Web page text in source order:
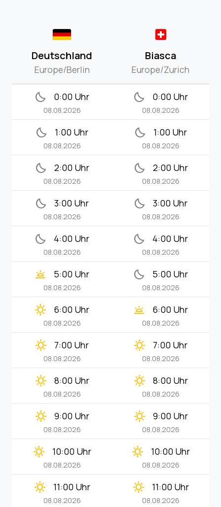
Deutschland
Europe/Berlin
Biasca
Europe/Zurich
bedtime 0:00 Uhr
08.08.2026
bedtime 0:00 Uhr
08.08.2026
bedtime 1:00 Uhr
08.08.2026
bedtime 1:00 Uhr
08.08.2026
bedtime 2:00 Uhr
08.08.2026
bedtime 2:00 Uhr
08.08.2026
bedtime 3:00 Uhr
08.08.2026
bedtime 3:00 Uhr
08.08.2026
bedtime 4:00 Uhr
08.08.2026
bedtime 4:00 Uhr
08.08.2026
wb_twilight 5:00 Uhr
08.08.2026
bedtime 5:00 Uhr
08.08.2026
clear_day 6:00 Uhr
08.08.2026
wb_twilight 6:00 Uhr
08.08.2026
clear_day 7:00 Uhr
08.08.2026
clear_day 7:00 Uhr
08.08.2026
clear_day 8:00 Uhr
08.08.2026
clear_day 8:00 Uhr
08.08.2026
clear_day 9:00 Uhr
08.08.2026
clear_day 9:00 Uhr
08.08.2026
clear_day 10:00 Uhr
08.08.2026
clear_day 10:00 Uhr
08.08.2026
clear_day 11:00 Uhr
08.08.2026
clear_day 11:00 Uhr
08.08.2026